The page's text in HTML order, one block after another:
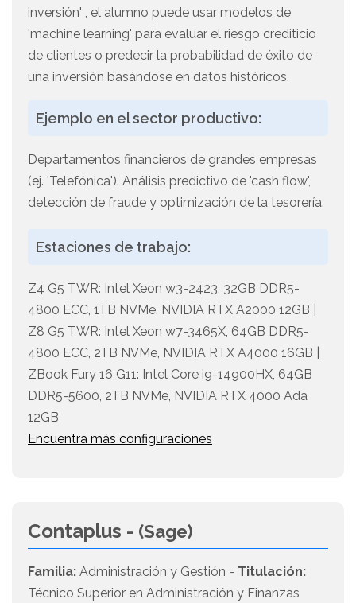
inversión' , el alumno puede usar modelos de
'machine learning' para evaluar el riesgo crediticio
de clientes o predecir la probabilidad de éxito de
una inversión basándose en datos históricos.
Ejemplo en el sector productivo:
Departamentos financieros de grandes empresas
(ej. 'Telefónica'). Análisis predictivo de 'cash flow',
detección de fraude y optimización de la tesorería.
Estaciones de trabajo:
Z4 G5 TWR: Intel Xeon w3-2423, 32GB DDR5-
4800 ECC, 1TB NVMe, NVIDIA RTX A2000 12GB |
Z8 G5 TWR: Intel Xeon w7-3465X, 64GB DDR5-
4800 ECC, 2TB NVMe, NVIDIA RTX A4000 16GB |
ZBook Fury 16 G11: Intel Core i9-14900HX, 64GB
DDR5-5600, 2TB NVMe, NVIDIA RTX 4000 Ada
12GB
Encuentra más configuraciones
Contaplus - (Sage)
Familia: Administración y Gestión - Titulación:
Técnico Superior en Administración y Finanzas